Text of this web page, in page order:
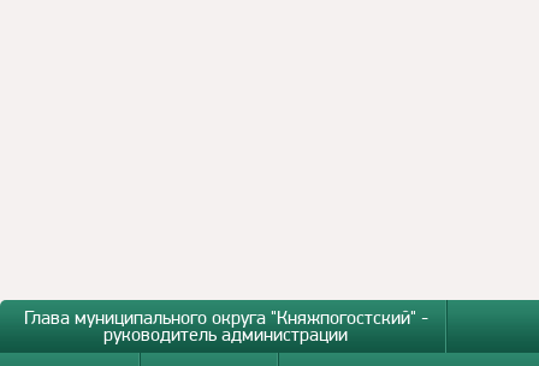
Глава муниципального округа "Княжпогостский" -
руководитель администрации